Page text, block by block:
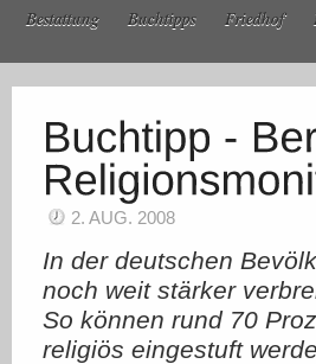
Bestattung Buchtipps Friedhof
2. AUG. 2008
In der deutschen
noch weit stärker
So können rund 70
religiös eingestuft